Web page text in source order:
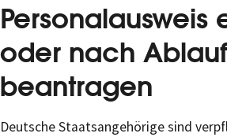
Personalausweis
oder nach Ablauf
beantragen
Deutsche Staatsangehörige sind